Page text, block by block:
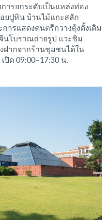
ารยกระดับเป็นแหล่งท่อง
ยปูหิน บ้านไม้แกะสลัก
รแสดงดนตรีกวางตุ้งดั้งเดิม
นโบราณถ่ายรูป แวะชิม
ฝากจากร้านชุมชนได้ใน
ปิด 09:00–17:30 น.